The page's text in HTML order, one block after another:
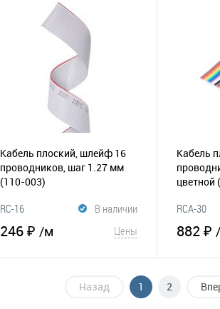
В избранное
сравнению
Кабель плоский, шлейф 16
проводников, шаг 1.27 мм
(110-003)
В наличии
RC-16
246 ₽ /м Цены
В корзину
Кабель
цветной
RCA-30
882 ₽
Назад 1 2